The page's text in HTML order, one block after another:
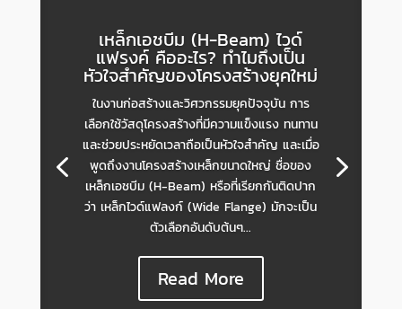
เหล็กเอชบีม (H-Beam) ไวด์
แฟรงค์ คืออะไร? ทำไมถึงเป็น
หัวใจสำคัญของโครงสร้างยุคใหม่
ในงานก่อสร้างและวิศวกรรมยุคปัจจุบัน การ
เลือกใช้วัสดุโครงสร้างที่มีความแข็งแรง ทนทาน
และช่วยประหยัดเวลาถือเป็นหัวใจสำคัญ และเมื่อ
พูดถึงงานโครงสร้างเหล็กขนาดใหญ่ ชื่อของ
เหล็กเอชบีม (H-Beam) หรือที่เรียกกันติดปาก
ว่า เหล็กไวด์แฟลงก์ (Wide Flange) มักจะเป็น
ตัวเลือกอันดับต้นๆ...
Read More